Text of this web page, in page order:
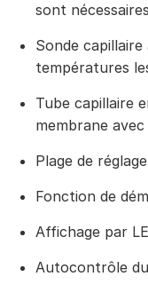
sont nécessaires
Sonde
températures
Tube capillaire
membrane
Plage de
Fonction de
Affichage par
Autocontrôle